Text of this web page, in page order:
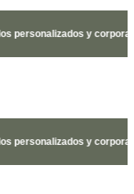
personalizados y
personalizados y